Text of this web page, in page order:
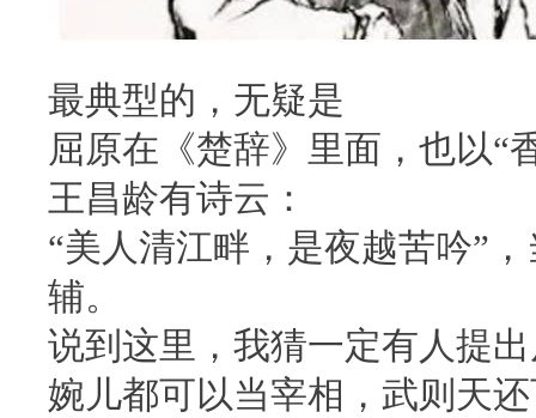
最典型的，无疑是
屈原在《楚辞》里面，也以“
王昌龄有诗云：
“美人清江畔，是夜越苦吟”
辅。
说到这里，我猜一定有人提
婉儿都可以当宰相，武则天